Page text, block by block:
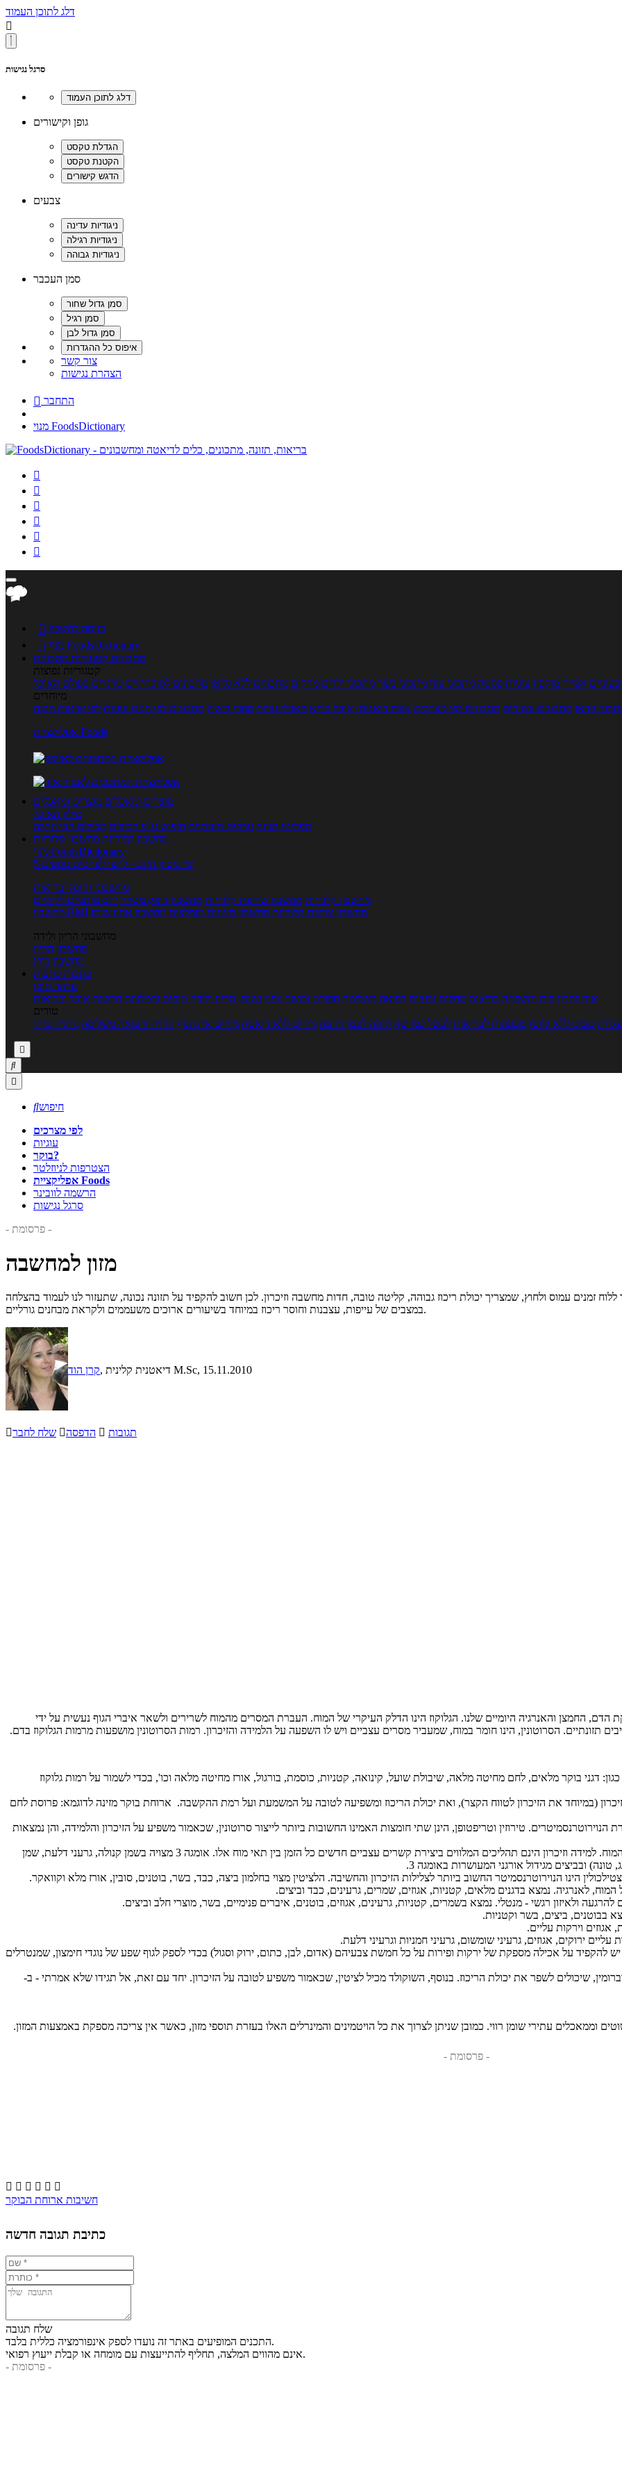
דלג לתוכן העמוד

סרגל נגישות
גופן וקישורים
צבעים
סמן העכבר
צור קשר
הצהרת נגישות
 התחבר
מנוי FoodsDictionary






 כניסה לחשבון

מנוי FoodsDictionary
מתכונים קטגוריות מתכונים
קטגוריות נפוצות
אפייה מוקפץ עוגיות פסטה מתכוני עוף מתכוני בשר מתכוני ילדים מרקים מתכונים ללא גלוטן מתכונים לסוכרתיים טרנדים בעולם האוכל
מיוחדים
וידאו מתכונים עשירים מתכונים לפי מצרכים אוכל דיאטטי אוכל בריא מאכלי עדות ספרי בישול מתכונים לפי חגים ועונות לפי שיטות הכנה
אפליקציית Foods
מוצרים ומאכלים מוצרים ומאכלים
מילון האוכל
תפריטי תזונה ערכים תזונתיים חיפוש ע"פ רכיבים מכילים הכי הרבה
מחשבון קלוריות מחשבון קלוריות
מנוי FoodsDictionary
5 ימי ניסיון חינם - לחצו לפרטים נוספים
מחשבוני תזונה ובריאות
מחשבון קלוריות מחשבון שריפת קלוריות מחשבון דופק מטרה יחס מותניים לירכיים
מחשבון BMI
מחשבון צריכת קלוריות מחשבון מינונים מומלצים מחשבון אחוז שומן
מחשבוני הריון ולידה
מחשבון הריון
מחשבון ביוץ
כתבות כתבות
ערוצי תוכן
איך להכין בית ומשפחה בריאות מחלות ובעיות רפואה משלימה ספורט וכושר גופני נשים, הריון ולידה טיפים והמלצות חדשות אוכל ובריאות
טורים
טעים ללא גלוטן טבעונות לבריאות לבשל כמו שף תזונה לבטן רגועה מרזים ללא דיאטה מזיזים את הגוף הרזיה ורפואה משלימה גורמה ביתי



חיפוש
לפי מצרכים
עוגיות
בוקר?
הצטרפות לניוזלטר
אפליקציית Foods
הרשמה לוובינר
סרגל נגישות
- פרסומת -
מזון למחשבה
זמנים עמוס ולחוץ, שמצריך יכולת ריכוז גבוהה, קליטה טובה, חדות מחשבה וזיכרון. לכן חשוב להקפיד על תזונה נכונה, שתעזור לנו לעמוד בהצלחה
במצבים של עייפות, עצבנות וחוסר ריכוז במיוחד בשיעורים ארוכים משעממים ולקראת מבחנים גורליים.
קרן הוד , דיאטנית קלינית M.Sc, 15.11.2010
שלח לחבר הדפסה  תגובות
הראשי במערכת העצבים, הוא צורך כ- 20% מכלל אספקת הדם, החמצן והאנרגיה היומיים שלנו. הגלוקוז הינו הדלק העיקרי של המוח. העברת המסרים מהמוח לשרירים ולשאר איברי הגוף נעשית על ידי
תזונתיים. הסרוטונין, הינו חומר במוח, שמעביר מסרים עצביים ויש לו השפעה על הלמידה והזיכרון. רמות הסרוטונין מושפעות מרמות הגלוקוז בדם.
דגני בוקר מלאים, לחם מחיטה מלאה, שיבולת שועל, קינואה, קטניות, כוסמת, בורגול, אורז מחיטה מלאה וכו', בכדי לשמור על רמות גלוקוז
(במיוחד את הזיכרון לטווח הקצר), ואת יכולת הריכוז ומשפיעה לטובה על המשמעת ועל רמת ההקשבה. ארוחת בוקר מזינה לדוגמא: פרוסת לחם
הנוירוטרנסמיטרים. טירוזין וטריפטופן, הינן שתי חומצות האמינו החשובות ביותר לייצור סרוטונין, שכאמור משפיע על הזיכרון והלמידה, והן נמצאות
יש צורך באספקת אומגה 3, ליצירת קרומים חדשים לתאי המוח. למידה וזיכרון הינם תהליכים המלווים ביצירת קשרים עצביים חדשים כל הזמן בין תאי מוח אלו. אומגה 3 מצויה בשמן קנולה, גרעני דלעת, שמן
ובביצים מגידול אורגני המעושרות באומגה 3.
הינו הנוירוטרנסמיטר החשוב ביותר לצלילות הזיכרון והחשיבה. הלציטין מצוי בחלמון ביצה, כבד, בשר, בוטנים, סובין, אורז מלא וקוואקר.
לאנרגיה. נמצא בדגנים מלאים, קטניות, אגוזים, שמרים, גרעינים, כבד וביצים.
ולאיזון רגשי - מנטלי. נמצא בשמרים, קטניות, גרעינים, אגוזים, בוטנים, איברים פנימיים, בשר, מוצרי חלב וביצים.
בבוטנים, ביצים, בשר וקטניות.
וירקות עליים.
עליים ירוקים, אגוזים, גרעיני שומשום, גרעיני חמניות וגרעיני דלעת.
יש להקפיד על אכילה מספקת של ירקות ופירות על כל חמשת צבעיהם (אדום, לבן, כתום, ירוק וסגול) בכדי לספק לגוף שפע של נוגדי חימצון, שמנטרלים
שיכולים לשפר את יכולת הריכוז. בנוסף, השוקולד מכיל לציטין, שכאמור משפיע לטובה על הזיכרון. יחד עם זאת, אל תגידו שלא אמרתי - ב-
וממאכלים עתירי שומן רווי. כמובן שניתן לצרוך את כל הויטמינים והמינרלים האלו בעזרת תוספי מזון, כאשר אין צריכה מספקת באמצעות המזון.
- פרסומת -
     
חשיבות ארוחת הבוקר
כתיבת תגובה חדשה
שלח תגובה
התכנים המופיעים באתר זה נועדו לספק אינפורמציה כללית בלבד.
אינם מהווים המלצה, תחליף להתייעצות עם מומחה או קבלת ייעוץ רפואי.
- פרסומת -